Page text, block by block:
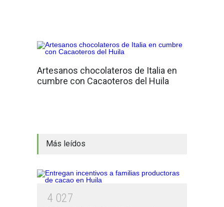
Artesanos chocolateros de Italia en
cumbre con Cacaoteros del Huila
Más leídos
4 027